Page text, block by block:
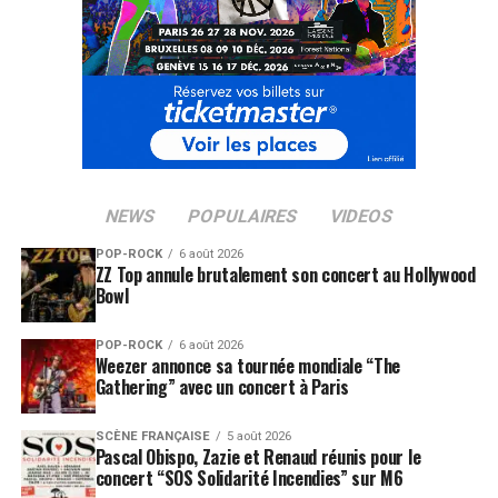
L’artiste qui apparait vieilli et grimé, joue avec son
propre personnage et s’amuse de sa carrière passée et à
venir… Une nouvelle façon de s’attacher à la
personnalité de l’artiste.
DISPONIBLES ICI
SUJETS ASSOCIÉS: GERARD DEPARDIEU
NEWS POPULAIRES VIDEOS
POP-ROCK 6 août 2026
ZZ Top annule brutalement son concert au Hollywood
Bowl
POP-ROCK 6 août 2026
Weezer annonce sa tournée mondiale “The
Gathering” avec un concert à Paris
SCÈNE FRANÇAISE 5 août 2026
Pascal Obispo, Zazie et Renaud réunis pour le
concert “SOS Solidarité Incendies” sur M6